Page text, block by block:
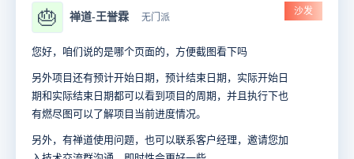
🎂 禅道-王誉霖 无门派
沙发
您好，咱们说的是哪个页面的，方便截图看下吗
另外项目还有预计开始日期，预计结束日期，实际开始日
期和实际结束日期都可以看到项目的周期，并且执行下也
有燃尽图可以了解项目当前进度情况。
另外，有禅道使用问题，也可以联系客户经理，邀请您加